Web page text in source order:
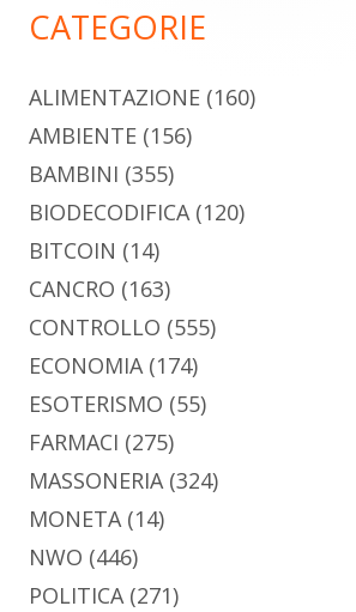
CATEGORIE
ALIMENTAZIONE (160)
AMBIENTE (156)
BAMBINI (355)
BIODECODIFICA(120)
BITCOIN (14)
CANCRO (163)
CONTROLLO (555)
ECONOMIA(174)
ESOTERISMO (55)
FARMACI (275)
MASSONERIA(324)
MONETA(14)
NWO (446)
POLITICA(271)